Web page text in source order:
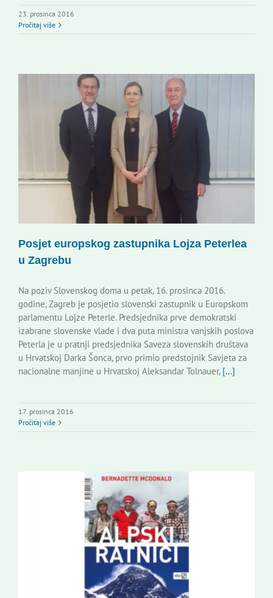
23. prosinca 2016
Pročitaj više
Posjet europskog zastupnika Lojza Peterlea
u Zagrebu
Na poziv Slovenskog doma u petak, 16. prosinca 2016.
godine, Zagreb je posjetio slovenski zastupnik u Europskom
parlamentu Lojze Peterle. Predsjednika prve demokratski
izabrane slovenske vlade i dva puta ministra vanjskih poslova
Peterla je u pratnji predsjednika Saveza slovenskih društava
u Hrvatskoj Darka Šonca, prvo primio predstojnik Savjeta za
nacionalne manjine u Hrvatskoj Aleksandar Tolnauer, [...]
17. prosinca 2016
Pročitaj više